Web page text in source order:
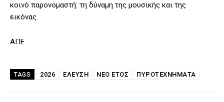
κοινό παρονομαστή: τη δύναμη της μουσικής και της
εικόνας.
ΑΠΕ
TAGS 2026 ΈΛΕΥΣΗ ΝΈΟ ΈΤΟΣ ΠΥΡΟΤΕΧΝΉΜΑΤΑ